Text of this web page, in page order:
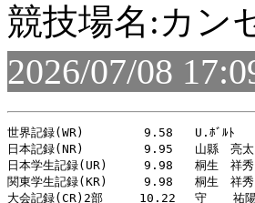
競技場名:カン
2026/07/08
世界記録(WR)    　　 9.58   U.ﾎﾞﾙﾄ
日本記録(NR)    　　 9.95   山縣　亮
日本学生記録(UR)     9.98   桐生　祥
関東学生記録(KR)     9.98   桐生　祥
大会記録(CR)2部     10.22 　守　